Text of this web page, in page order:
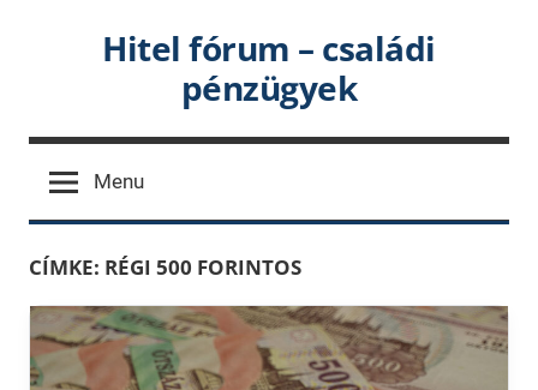
Hitel fórum – családi
pénzügyek
Menu
CÍMKE: RÉGI 500 FORINTOS